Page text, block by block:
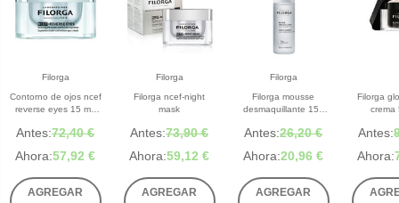
Filorga
Contorno de ojos ncef
reverse eyes 15 mL
Ahora:57,92 €
Antes:72,40 €
AGREGAR
Filorga
Filorga ncef-night
mask
Ahora:59,12 €
Antes:73,90 €
AGREGAR
Filorga
Filorga mousse
desmaquillante 150
Ahora:20,96 €
Antes:26,20 €
AGREGAR
Filorga
crema
Ahora:
Antes: